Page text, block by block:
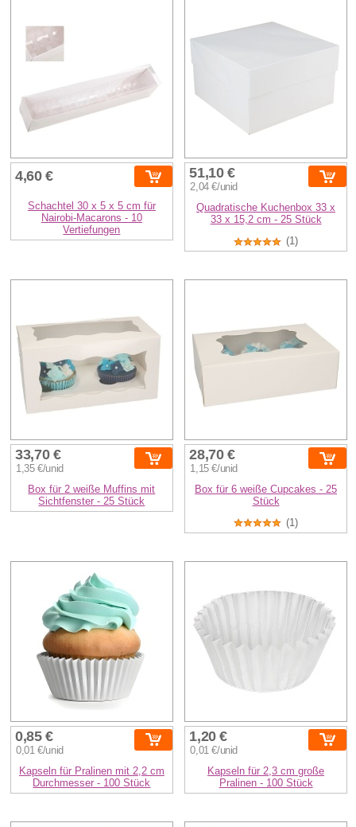
4,60 €
Schachtel 30 x 5 x 5 cm für
Nairobi-Macarons - 10
Vertiefungen
51,10 €
2,04 €/unid
Quadratische Kuchenbox 33 x
33 x 15,2 cm - 25 Stück
(1)
33,70 €
1,35 €/unid
Box für 2 weiße Muffins mit
Sichtfenster - 25 Stück
28,70 €
1,15 €/unid
Box für 6 weiße Cupcakes - 25
Stück
(1)
0,85 €
0,01 €/unid
Kapseln für Pralinen mit 2,2 cm
Durchmesser - 100 Stück
1,20 €
0,01 €/unid
Kapseln für 2,3 cm große
Pralinen - 100 Stück